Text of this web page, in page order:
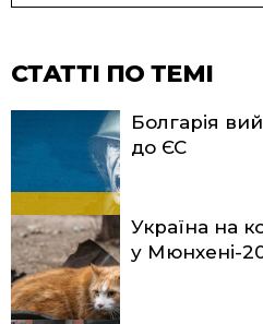
СТАТТІ ПО ТЕМІ
Болгарія
до ЄС
Україна на
у Мюнхені-